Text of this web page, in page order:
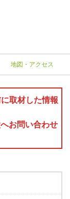
地図・アクセス
取材した情報
お問い合わせ